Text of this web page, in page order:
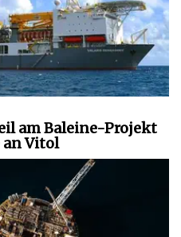
am Baleine-Projekt
Vitol